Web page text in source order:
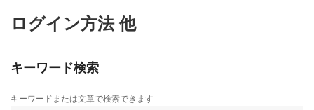
ログイン方法 他
キーワード検索
キーワードまたは文章で検索できます